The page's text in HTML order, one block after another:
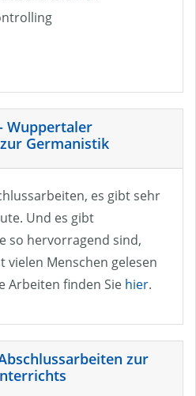
Wuppertaler
Germanistik
es gibt sehr
Und es gibt
so hervorragend sind,
vielen Menschen gelesen
Arbeiten finden Sie hier.
zur